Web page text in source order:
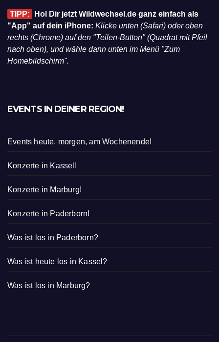
TIPP:
Hol Dir jetzt Wildwechsel.de ganz einfach als
"App" auf dein iPhone: Klicke unten (Safari) oder oben
rechts (Chrome) auf den "Teilen-Button" (Quadrat mit Pfeil
nach oben), und wähle dann unten im Menü "Zum
Homebildschirm".
EVENTS IN DEINER REGION!
Events heute, morgen, am Wochenende!
Konzerte in Kassel!
Konzerte in Marburg!
Konzerte in Paderborn!
Was ist los in Paderborn?
Was ist heute los in Kassel?
Was ist los in Marburg?